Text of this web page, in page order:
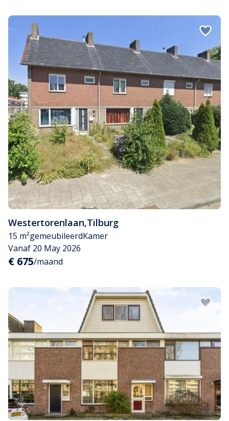
Westertorenlaan,Tilburg
15 m²gemeubileerdKamer
Vanaf 20 May 2026
€ 675/maand